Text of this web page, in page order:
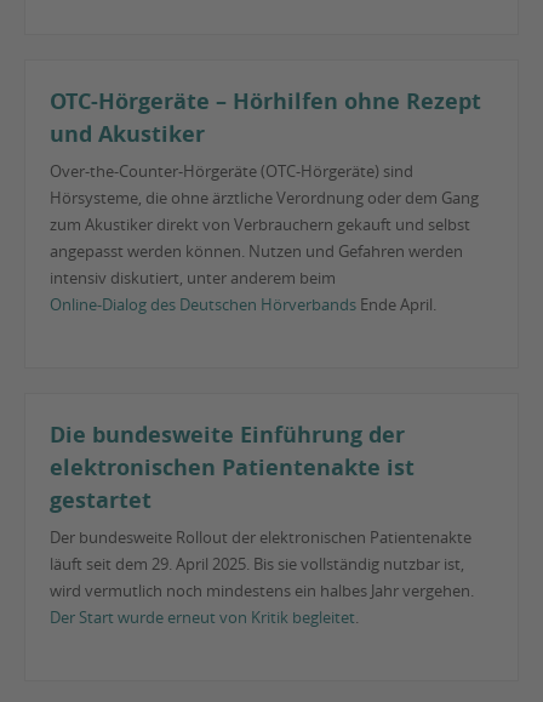
OTC-Hörgeräte – Hörhilfen ohne Rezept
und Akustiker
Over-the-Counter-Hörgeräte (OTC-Hörgeräte) sind
Hörsysteme, die ohne ärztliche Verordnung oder dem Gang
zum Akustiker direkt von Verbrauchern gekauft und selbst
angepasst werden können. Nutzen und Gefahren werden
intensiv diskutiert, unter anderem beim
Online-Dialog des Deutschen Hörverbands Ende April.
Die bundesweite Einführung der
elektronischen Patientenakte ist
gestartet
Der bundesweite Rollout der elektronischen Patientenakte
läuft seit dem 29. April 2025. Bis sie vollständig nutzbar ist,
wird vermutlich noch mindestens ein halbes Jahr vergehen.
Der Start wurde erneut von Kritik begleitet